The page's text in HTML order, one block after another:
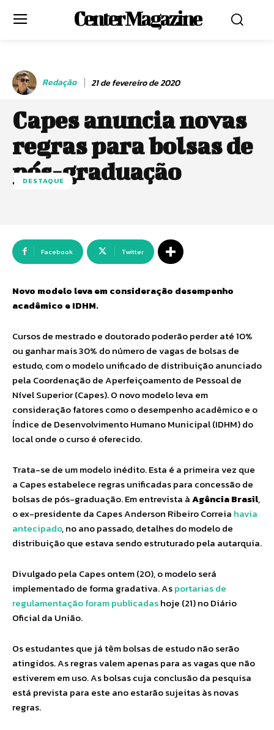
Center Magazine
Redação 21 de fevereiro de 2020
Capes anuncia novas
regras para bolsas de
pós-graduação
DESTAQUE
Facebook Twitter
Novo modelo leva em consideração desempenho
acadêmico e IDHM.
Cursos de mestrado e doutorado poderão perder até 10%
ou ganhar mais 30% do número de vagas de bolsas de
estudo, com o modelo unificado de distribuição anunciado
pela Coordenação de Aperfeiçoamento de Pessoal de
Nível Superior (Capes). O novo modelo leva em
consideração fatores como o desempenho acadêmico e o
Índice de Desenvolvimento Humano Municipal (IDHM) do
local onde o curso é oferecido.
Trata-se de um modelo inédito. Esta é a primeira vez que
a Capes estabelece regras unificadas para concessão de
bolsas de pós-graduação. Em entrevista àAgência Brasil,
o ex-presidente da Capes Anderson Ribeiro Correia havia
antecipado, no ano passado, detalhes do modelo de
distribuição que estava sendo estruturado pela autarquia.
Divulgado pela Capes ontem (20), o modelo será
implementado de forma gradativa. Asportarias de
regulamentação foram publicadashoje (21) no Diário
Oficial da União.
Os estudantes que já têm bolsas de estudo não serão
atingidos. As regras valem apenas para as vagas que não
estiverem em uso. As bolsas cuja conclusão da pesquisa
está prevista para este ano estarão sujeitas às novas
regras.